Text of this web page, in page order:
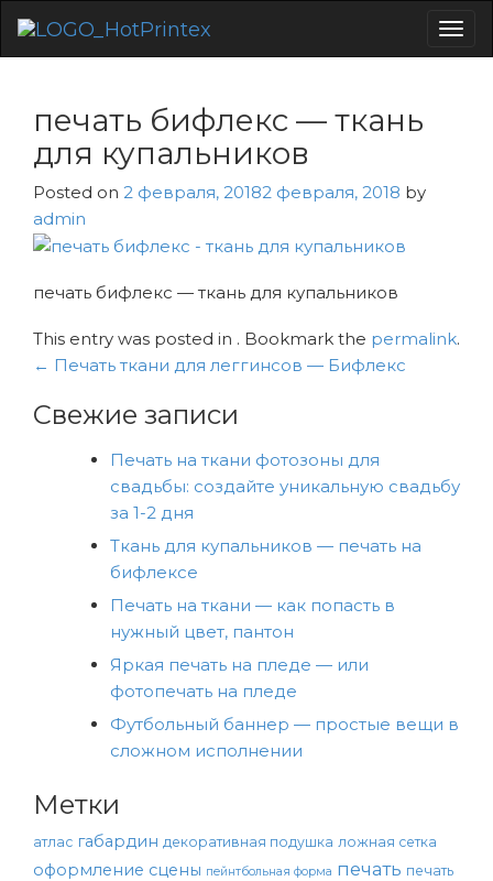
печать бифлекс — ткань
для купальников
Posted on 2 февраля, 20182 февраля, 2018 by
admin
печать бифлекс — ткань для купальников
This entry was posted in . Bookmark the permalink.
Навигация
по
записям
← Печать ткани для леггинсов — Бифлекс
Свежие записи
Печать на ткани фотозоны для
свадьбы: создайте уникальную свадьбу
за 1-2 дня
Ткань для купальников — печать на
бифлексе
Печать на ткани — как попасть в
нужный цвет, пантон
Яркая печать на пледе — или
фотопечать на пледе
Футбольный баннер — простые вещи в
сложном исполнении
Метки
атлас габардин декоративная подушка ложная сетка
оформление сцены пейнтбольная форма печать печать